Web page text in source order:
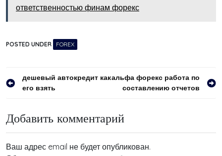
ответственностью финам форекс
POSTED UNDER FOREX
Навигация
дешевый автокредит как
его взять
альфа форекс работа по
составлению отчетов
Добавить комментарий
Ваш адрес email не будет опубликован.